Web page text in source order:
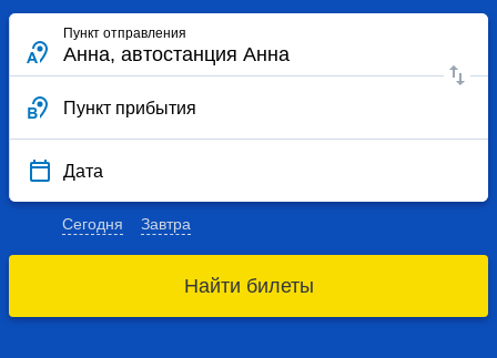
Пункт отправления
Пункт прибытия
Дата
Сегодня Завтра
Найти билеты